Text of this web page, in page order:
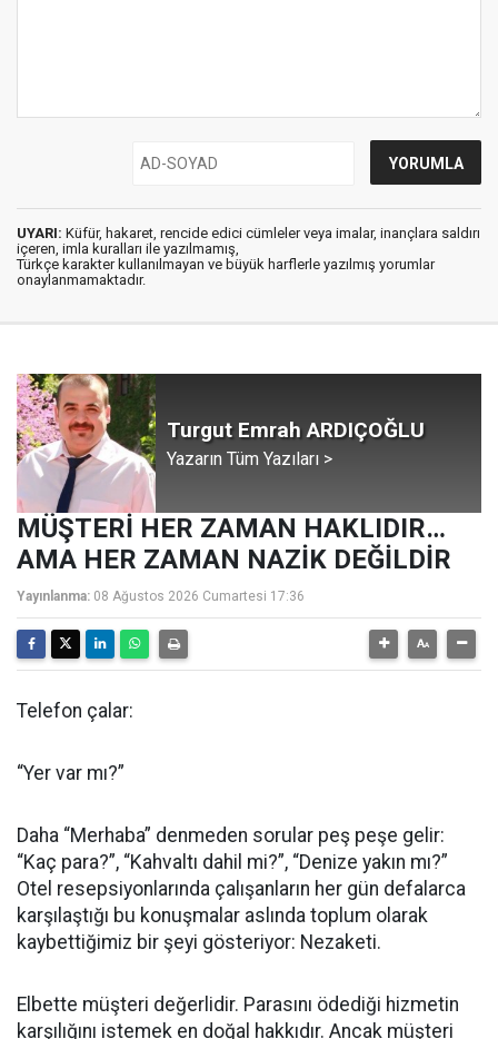
UYARI: Küfür, hakaret, rencide edici cümleler veya imalar, inançlara saldırı
içeren, imla kuralları ile yazılmamış,
Türkçe karakter kullanılmayan ve büyük harflerle yazılmış yorumlar
onaylanmamaktadır.
Turgut Emrah ARDIÇOĞLU
Yazarın Tüm Yazıları >
MÜŞTERİ HER ZAMAN HAKLIDIR…
AMA HER ZAMAN NAZİK DEĞİLDİR
Yayınlanma: 08 Ağustos 2026 Cumartesi 17:36
Telefon çalar:
“Yer var mı?”
Daha “Merhaba” denmeden sorular peş peşe gelir:
“Kaç para?”, “Kahvaltı dahil mi?”, “Denize yakın mı?”
Otel resepsiyonlarında çalışanların her gün defalarca
karşılaştığı bu konuşmalar aslında toplum olarak
kaybettiğimiz bir şeyi gösteriyor: Nezaketi.
Elbette müşteri değerlidir. Parasını ödediği hizmetin
karşılığını istemek en doğal hakkıdır. Ancak müşteri